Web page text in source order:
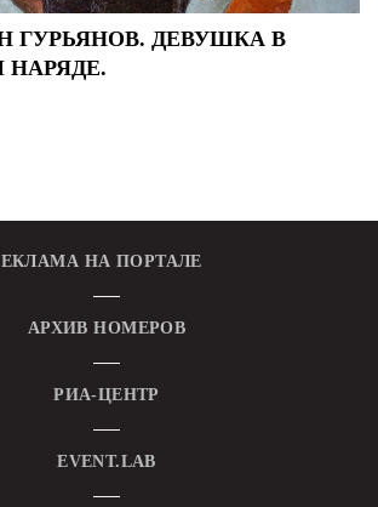
ГУРЬЯНОВ. ДЕВУШКА В
НА ПОРТАЛЕ
АРХИВ НОМЕРОВ
РИА-ЦЕНТР
EVENT.LAB